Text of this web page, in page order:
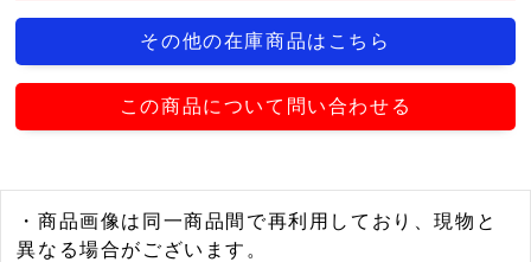
その他の在庫商品はこちら
この商品について問い合わせる
・商品画像は同一商品間で再利用しており、現物と
異なる場合がございます。